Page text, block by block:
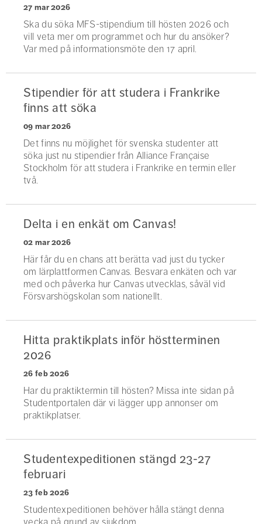
27 mar 2026
Ska du söka MFS-stipendium till hösten 2026 och
vill veta mer om programmet och hur du ansöker?
Var med på informationsmöte den 17 april.
Stipendier för att studera i Frankrike
finns att söka
09 mar 2026
Det finns nu möjlighet för svenska studenter att
söka just nu stipendier från Alliance Française
Stockholm för att studera i Frankrike en termin eller
två.
Delta i en enkät om Canvas!
02 mar 2026
Här får du en chans att berätta vad just du tycker
om lärplattformen Canvas. Besvara enkäten och var
med och påverka hur Canvas utvecklas, såväl vid
Försvarshögskolan som nationellt.
Hitta praktikplats inför höstterminen
2026
26 feb 2026
Har du praktiktermin till hösten? Missa inte sidan på
Studentportalen där vi lägger upp annonser om
praktikplatser.
Studentexpeditionen stängd 23-27
februari
23 feb 2026
Studentexpeditionen behöver hålla stängt denna